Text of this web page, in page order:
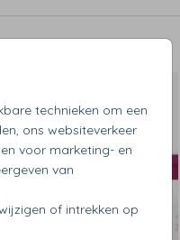
technieken om een
ons websiteverkeer
voor marketing- en
van
of intrekken op